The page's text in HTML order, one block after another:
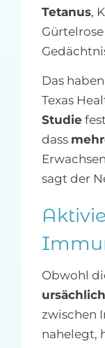
Tetanus,
Das haben
Texas
Studie
dass
sagt der
Obwohl
zwischen
nahelegt,